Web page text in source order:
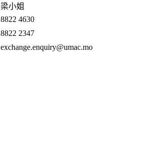
梁小姐
8822 4630
8822 2347
exchange.enquiry@umac.mo